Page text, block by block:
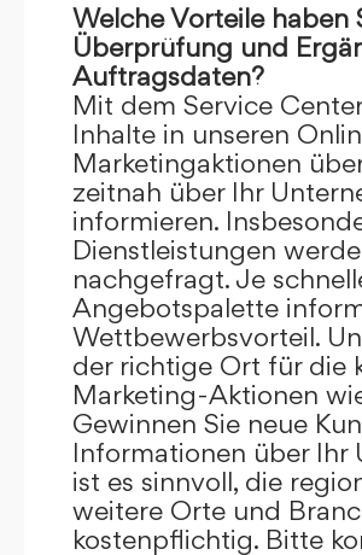
Welche Vorteile haben
Überprüfung und
Auftragsdaten?
Mit dem Service
Inhalte in unseren
Marketingaktionen
zeitnah über Ihr
informieren.
Dienstleistungen
nachgefragt. Je
Angebotspalette
Wettbewerbsvorteil.
der richtige Ort für die
Marketing-Aktionen
Gewinnen Sie neue
Informationen über Ihr
ist es sinnvoll, die
weitere Orte und
kostenpflichtig. Bitte